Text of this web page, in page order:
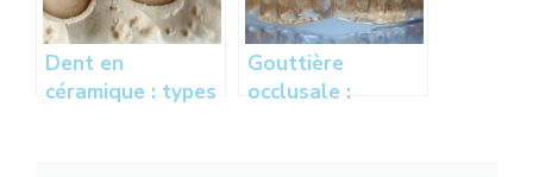
Dent en
céramique : types
Gouttière
occlusale :